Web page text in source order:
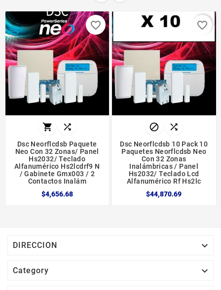
 
Dsc Neorflcdsb Paquete
Neo Con 32 Zonas/ Panel
Hs2032/ Teclado
Alfanumérico Hs2lcdrf9 N
/ Gabinete Gmx003 / 2
Contactos Inalám
$4,656.68
favorite_border
 
Dsc Neorflcdsb 10 Pack 10
Paquetes Neorflcdsb Neo
Con 32 Zonas
Inalámbricas / Panel
Hs2032/ Teclado Lcd
Alfanumérico Rf Hs2lc
$44,870.69
favorite_border
DIRECCION 
Category 